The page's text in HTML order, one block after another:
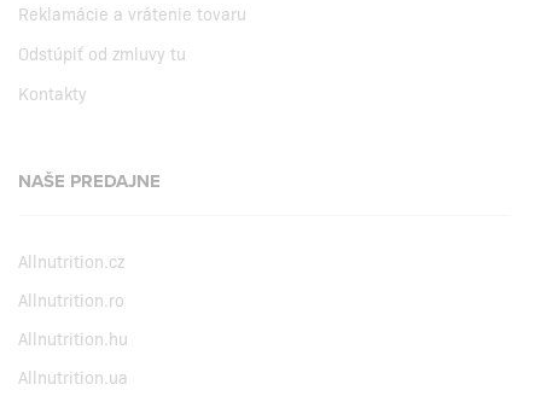
Reklamácie a vrátenie tovaru
Odstúpiť od zmluvy tu
Kontakty
NAŠE PREDAJNE
Allnutrition.cz
Allnutrition.ro
Allnutrition.hu
Allnutrition.ua